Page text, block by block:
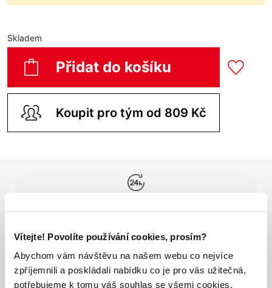
Vítejte! Povolíte používání cookies, prosím?
Abychom vám návštěvu na našem webu co nejvíce
zpříjemnili a poskládali nabídku co je pro vás užitečná,
potřebujeme k tomu váš souhlas se všemi cookies.
Skladem
Přidat do košíku
Koupit pro tým od 809 Kč
Vše máme skladem
Doprava nad 1000 Kč
ZDARMA